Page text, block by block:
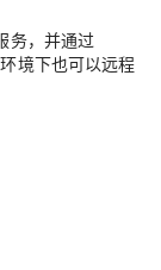
务，并通过
境下也可以远程